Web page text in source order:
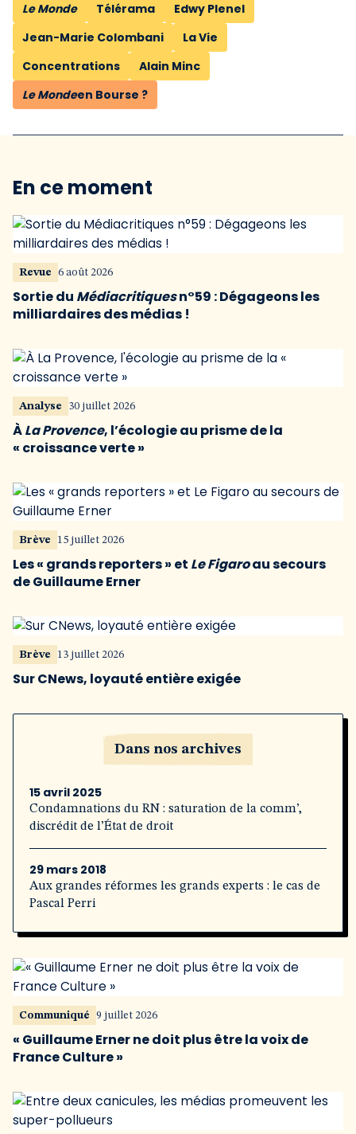
Le Monde Télérama
Edwy Plenel
Jean-Marie Colombani
La Vie
Concentrations
Alain Minc
Le Mondeen Bourse ?
En ce moment
Revue 6 août 2026
Sortie du Médiacritiquesn°59 : Dégageons les
milliardaires des médias !
Analyse 30 juillet 2026
ÀLa Provence, l’écologie au prisme de la
« croissance verte »
Brève 15 juillet 2026
Les « grands reporters » et Le Figaroau secours
de Guillaume Erner
Brève 13 juillet 2026
Sur CNews, loyauté entière exigée
Dans nos archives
15 avril 2025
Condamnations du RN : saturation de la comm’,
discrédit de l’État de droit
29 mars 2018
Aux grandes réformes les grands experts : le cas de
Pascal Perri
Communiqué 9 juillet 2026
« Guillaume Erner ne doit plus être la voix de
France Culture »